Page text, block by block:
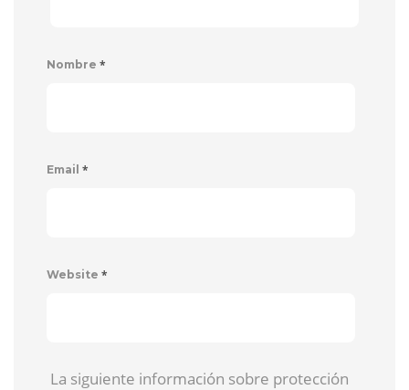
Nombre *
Email *
Website *
La siguiente información sobre protección